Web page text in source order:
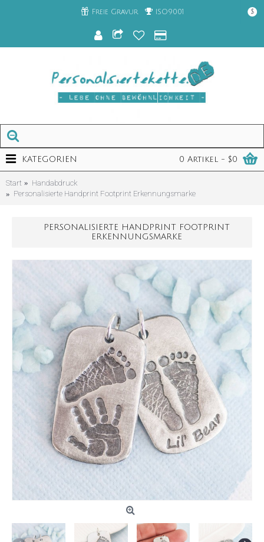
Freie Gravur ISO9001 $
0 Artikel - $0
KATEGORIEN
Start
Handabdruck
Personalisierte Handprint Footprint Erkennungsmarke
PERSONALISIERTE HANDPRINT FOOTPRINT
ERKENNUNGSMARKE